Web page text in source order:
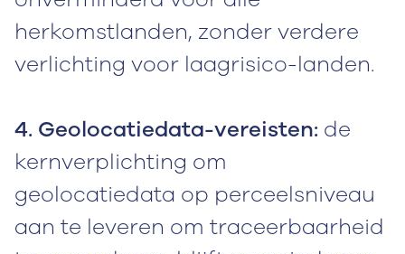
herkomstlanden, zonder verdere
verlichting voor laagrisico-landen.
4. Geolocatiedata-vereisten: de
kernverplichting om
geolocatiedata op perceelsniveau
aan te leveren om traceerbaarheid